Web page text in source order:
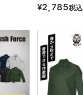
¥2,785税込